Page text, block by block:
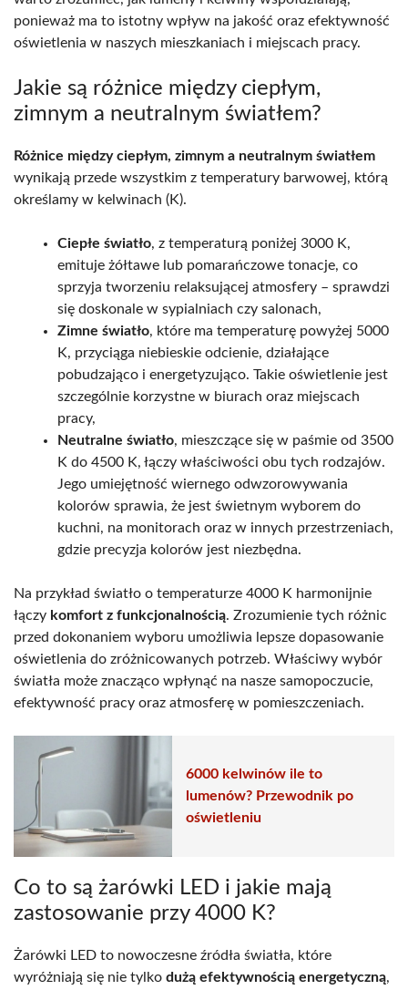
ponieważ ma to istotny wpływ na jakość oraz efektywność
oświetlenia w naszych mieszkaniach i miejscach pracy.
Jakie są różnice między ciepłym,
zimnym a neutralnym światłem?
Różnice między ciepłym, zimnym a neutralnym światłem
wynikają przede wszystkim z temperatury barwowej, którą
określamy w kelwinach (K).
Ciepłe światło, z temperaturą poniżej 3000 K,
emituje żółtawe lub pomarańczowe tonacje, co
sprzyja tworzeniu relaksującej atmosfery – sprawdzi
się doskonale w sypialniach czy salonach,
Zimne światło, które ma temperaturę powyżej 5000
K, przyciąga niebieskie odcienie, działające
pobudzająco i energetyzująco. Takie oświetlenie jest
szczególnie korzystne w biurach oraz miejscach
pracy,
Neutralne światło, mieszczące się w paśmie od 3500
K do 4500 K, łączy właściwości obu tych rodzajów.
Jego umiejętność wiernego odwzorowywania
kolorów sprawia, że jest świetnym wyborem do
kuchni, na monitorach oraz w innych przestrzeniach,
gdzie precyzja kolorów jest niezbędna.
Na przykład światło o temperaturze 4000 K harmonijnie
łączy komfort z funkcjonalnością. Zrozumienie tych różnic
przed dokonaniem wyboru umożliwia lepsze dopasowanie
oświetlenia do zróżnicowanych potrzeb. Właściwy wybór
światła może znacząco wpłynąć na nasze samopoczucie,
efektywność pracy oraz atmosferę w pomieszczeniach.
6000 kelwinów ile to
lumenów? Przewodnik po
oświetleniu
Co to są żarówki LED i jakie mają
zastosowanie przy 4000 K?
Żarówki LED to nowoczesne źródła światła, które
wyróżniają się nie tylko dużą efektywnością energetyczną,